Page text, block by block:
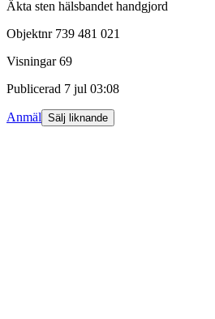
Äkta sten hälsbandet handgjord
Objektnr 739 481 021
Visningar 69
Publicerad 7 jul 03:08
Anmäl Sälj liknande